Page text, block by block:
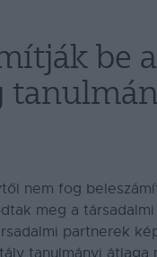
be
nem fog
meg a
partnerek